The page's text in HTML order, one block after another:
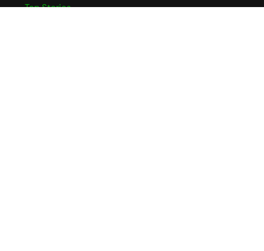
Top Stories